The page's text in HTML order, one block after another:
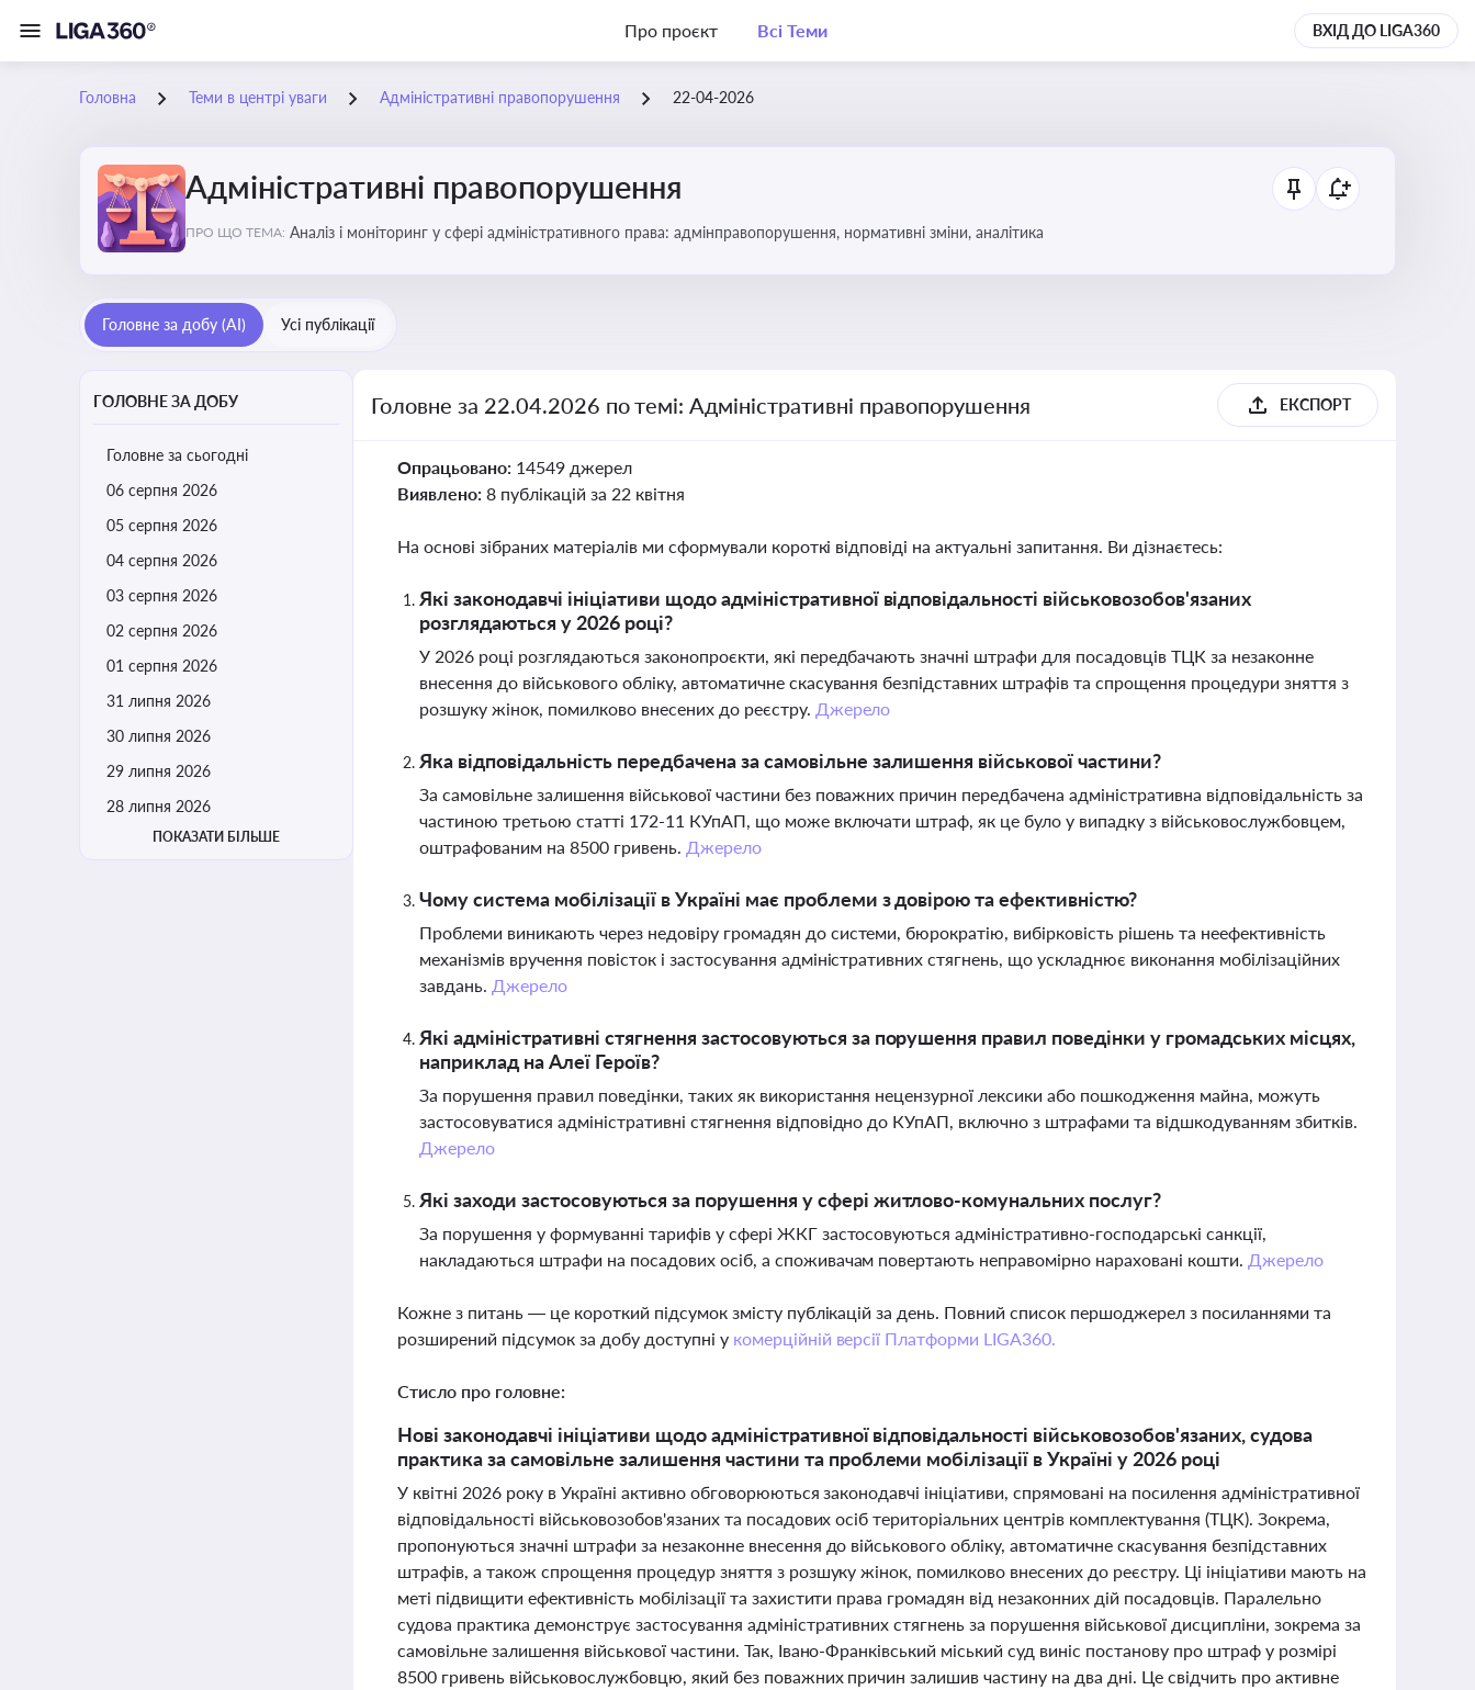
Про проєкт Всі Теми ВХІД ДО LIGA360
Головна Теми в центрі уваги Адміністративні правопорушення 22-04-2026
Адміністративні правопорушення
ПРО ЩО ТЕМА: Аналіз і моніторинг у сфері адміністративного права: адмінправопорушення, нормативні зміни, аналітика
Головне за добу (AI) Усі публікації
ГОЛОВНЕ ЗА ДОБУ
Головне за сьогодні
06 серпня 2026
05 серпня 2026
04 серпня 2026
03 серпня 2026
02 серпня 2026
01 серпня 2026
31 липня 2026
30 липня 2026
29 липня 2026
28 липня 2026
ПОКАЗАТИ БІЛЬШЕ
Головне за 22.04.2026 по темі: Адміністративні правопорушення ЕКСПОРТ
Опрацьовано: 14549 джерел
Виявлено: 8 публікацій за 22 квітня
На основі зібраних матеріалів ми сформували короткі відповіді на актуальні запитання. Ви дізнаєтесь:
Які законодавчі ініціативи щодо адміністративної відповідальності військовозобов'язаних
розглядаються у 2026 році?
У 2026 році розглядаються законопроєкти, які передбачають значні штрафи для посадовців ТЦК за незаконне
внесення до військового обліку, автоматичне скасування безпідставних штрафів та спрощення процедури зняття з
розшуку жінок, помилково внесених до реєстру. Джерело
Яка відповідальність передбачена за самовільне залишення військової частини?
За самовільне залишення військової частини без поважних причин передбачена адміністративна відповідальність за
частиною третьою статті 172-11 КУпАП, що може включати штраф, як це було у випадку з військовослужбовцем,
оштрафованим на 8500 гривень. Джерело
Чому система мобілізації в Україні має проблеми з довірою та ефективністю?
Проблеми виникають через недовіру громадян до системи, бюрократію, вибірковість рішень та неефективність
механізмів вручення повісток і застосування адміністративних стягнень, що ускладнює виконання мобілізаційних
завдань. Джерело
Які адміністративні стягнення застосовуються за порушення правил поведінки у громадських місцях,
наприклад на Алеї Героїв?
За порушення правил поведінки, таких як використання нецензурної лексики або пошкодження майна, можуть
застосовуватися адміністративні стягнення відповідно до КУпАП, включно з штрафами та відшкодуванням збитків.
Джерело
Які заходи застосовуються за порушення у сфері житлово-комунальних послуг?
За порушення у формуванні тарифів у сфері ЖКГ застосовуються адміністративно-господарські санкції,
накладаються штрафи на посадових осіб, а споживачам повертають неправомірно нараховані кошти. Джерело
Кожне з питань — це короткий підсумок змісту публікацій за день. Повний список першоджерел з посиланнями та
розширений підсумок за добу доступні у комерційній версії Платформи LIGA360.
Стисло про головне:
Нові законодавчі ініціативи щодо адміністративної відповідальності військовозобов'язаних, судова
практика за самовільне залишення частини та проблеми мобілізації в Україні у 2026 році
У квітні 2026 року в Україні активно обговорюються законодавчі ініціативи, спрямовані на посилення адміністративної
відповідальності військовозобов'язаних та посадових осіб територіальних центрів комплектування (ТЦК). Зокрема,
пропонуються значні штрафи за незаконне внесення до військового обліку, автоматичне скасування безпідставних
штрафів, а також спрощення процедур зняття з розшуку жінок, помилково внесених до реєстру. Ці ініціативи мають на
меті підвищити ефективність мобілізації та захистити права громадян від незаконних дій посадовців. Паралельно
судова практика демонструє застосування адміністративних стягнень за порушення військової дисципліни, зокрема за
самовільне залишення військової частини. Так, Івано-Франківський міський суд виніс постанову про штраф у розмірі
8500 гривень військовослужбовцю, який без поважних причин залишив частину на два дні. Це свідчить про активне